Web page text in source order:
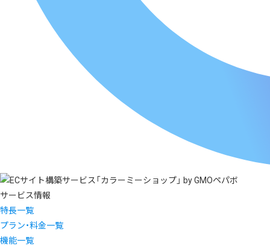
サービス情報
特長一覧
プラン・料金一覧
機能一覧